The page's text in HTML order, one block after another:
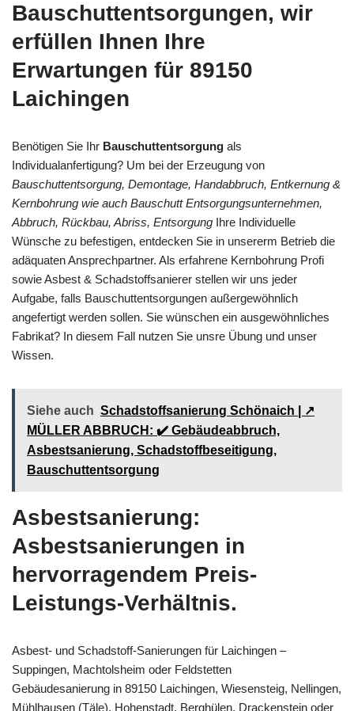
Bauschuttentsorgungen, wir
erfüllen Ihnen Ihre
Erwartungen für 89150
Laichingen
Benötigen Sie Ihr Bauschuttentsorgung als
Individualanfertigung? Um bei der Erzeugung von
Bauschuttentsorgung, Demontage, Handabbruch, Entkernung &
Kernbohrung wie auch Bauschutt Entsorgungsunternehmen,
Abbruch, Rückbau, Abriss, Entsorgung Ihre Individuelle
Wünsche zu befestigen, entdecken Sie in unsererm Betrieb die
adäquaten Ansprechpartner. Als erfahrene Kernbohrung Profi
sowie Asbest & Schadstoffsanierer stellen wir uns jeder
Aufgabe, falls Bauschuttentsorgungen außergewöhnlich
angefertigt werden sollen. Sie wünschen ein ausgewöhnliches
Fabrikat? In diesem Fall nutzen Sie unsre Übung und unser
Wissen.
Siehe auch Schadstoffsanierung Schönaich | ↗️
MÜLLER ABBRUCH: ✔️ Gebäudeabbruch,
Asbestsanierung, Schadstoffbeseitigung,
Bauschuttentsorgung
Asbestsanierung:
Asbestsanierungen in
hervorragendem Preis-
Leistungs-Verhältnis.
Asbest- und Schadstoff-Sanierungen für Laichingen –
Suppingen, Machtolsheim oder Feldstetten
Gebäudesanierung in 89150 Laichingen, Wiesensteig, Nellingen,
Mühlhausen (Täle), Hohenstadt, Berghülen, Drackenstein oder